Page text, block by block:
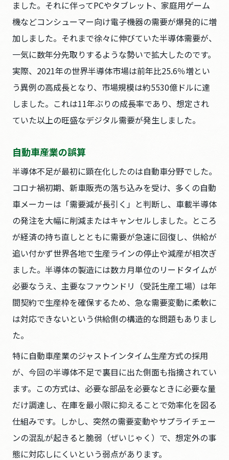
ました。それに伴ってPCやタブレット、家庭用ゲーム
機などコンシューマー向け電子機器の需要が爆発的に増
加しました。それまで徐々に伸びていた半導体需要が、
一気に数年分先取りするような勢いで拡大したのです。
実際、2021年の世界半導体市場は前年比25.6％増とい
う異例の高成長となり、市場規模は約5530億ドルに達
しました。これは11年ぶりの成長率であり、想定され
ていた以上の旺盛なデジタル需要が発生しました。
自動車産業の誤算
半導体不足が最初に顕在化したのは自動車分野でした。
コロナ禍初期、新車販売の落ち込みを受け、多くの自動
車メーカーは「需要減が長引く」と判断し、車載半導体
の発注を大幅に削減またはキャンセルしました。ところ
が経済の持ち直しとともに需要が急速に回復し、供給が
追い付かず世界各地で生産ラインの停止や減産が相次ぎ
ました。半導体の製造には数カ月単位のリードタイムが
必要なうえ、主要なファウンドリ（受託生産工場）は年
間契約で生産枠を確保するため、急な需要変動に柔軟に
は対応できないという供給側の構造的な問題もありまし
た。
特に自動車産業のジャストインタイム生産方式の採用
が、今回の半導体不足で裏目に出た側面も指摘されてい
ます。この方式は、必要な部品を必要なときに必要な量
だけ調達し、在庫を最小限に抑えることで効率化を図る
仕組みです。しかし、突然の需要変動やサプライチェー
ンの混乱が起きると脆弱（ぜいじゃく）で、想定外の事
態に対応しにくいという弱点があります。